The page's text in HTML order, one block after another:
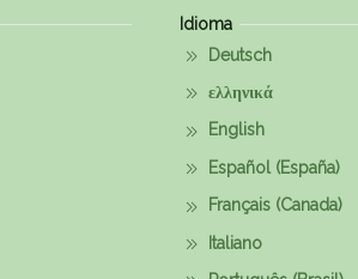
Idioma
Deutsch
ελληνικά
English
Español (España)
Français (Canada)
Italiano